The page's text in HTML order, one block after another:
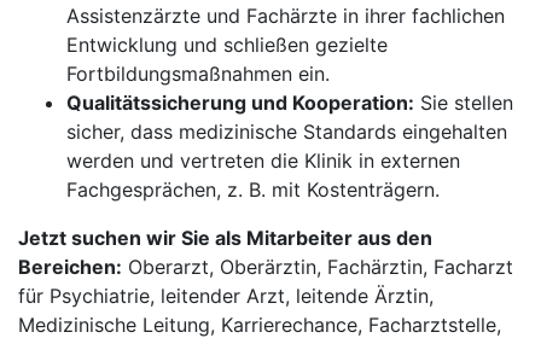
Assistenzärzte und Fachärzte in ihrer fachlichen
Entwicklung und schließen gezielte
Fortbildungsmaßnahmen ein.
Qualitätssicherung und Kooperation: Sie stellen
sicher, dass medizinische Standards eingehalten
werden und vertreten die Klinik in externen
Fachgesprächen, z. B. mit Kostenträgern.
Jetzt suchen wir Sie als Mitarbeiter aus den
Bereichen: Oberarzt, Oberärztin, Fachärztin, Facharzt
für Psychiatrie, leitender Arzt, leitende Ärztin,
Medizinische Leitung, Karrierechance, Facharztstelle,